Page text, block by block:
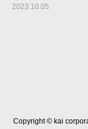
2023.10.05
Copyright © kai